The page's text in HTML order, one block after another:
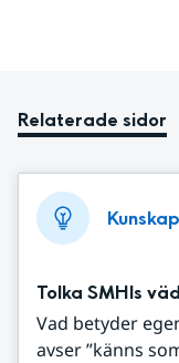
Relaterade sidor
Tolka SMHIs
Vad betyder
avser ”känns